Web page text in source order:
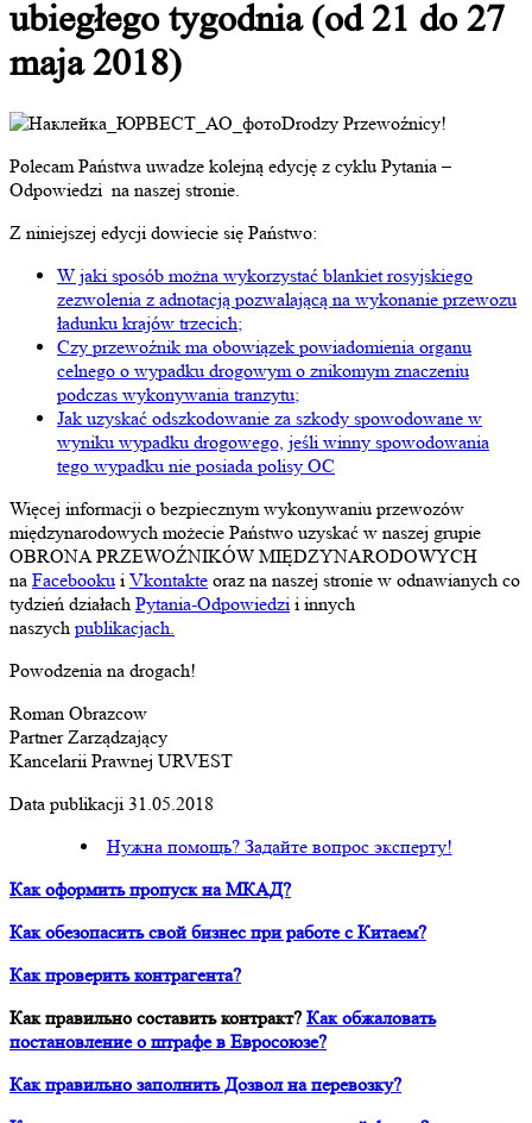
ubiegłego tygodnia (od 21 do 27
maja 2018)
Drodzy Przewoźnicy!
Polecam Państwa uwadze kolejną edycję z cyklu Pytania –
Odpowiedzi na naszej stronie.
Z niniejszej edycji dowiecie się Państwo:
W jaki sposób można wykorzystać blankiet rosyjskiego
zezwolenia z adnotacją pozwalającą na wykonanie przewozu
ładunku krajów trzecich;
Czy przewoźnik ma obowiązek powiadomienia organu
celnego o wypadku drogowym o znikomym znaczeniu
podczas wykonywania tranzytu;
Jak uzyskać odszkodowanie za szkody spowodowane w
wyniku wypadku drogowego, jeśli winny spowodowania
tego wypadku nie posiada polisy OC
Więcej informacji o bezpiecznym wykonywaniu przewozów
międzynarodowych możecie Państwo uzyskać w naszej grupie
OBRONA PRZEWOŹNIKÓW MIĘDZYNARODOWYCH
na Facebooku i Vkontakte oraz na naszej stronie w odnawianych co
tydzień działach Pytania-Odpowiedzi i innych
naszych publikacjach.
Powodzenia na drogach!
Roman Obrazcow
Partner Zarządzający
Kancelarii Prawnej URVEST
Data publikacji 31.05.2018
Нужна помощь? Задайте вопрос эксперту!
Как оформить пропуск на МКАД?
Как обезопасить свой бизнес при работе с Китаем?
Как проверить контрагента?
Как правильно составить контракт? Как обжаловать
постановление о штрафе в Евросоюзе?
Как правильно заполнить Дозвол на перевозку?